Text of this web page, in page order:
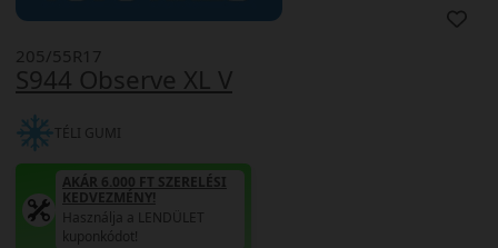
S944 Observe XL V
205/55R17
TÉLI GUMI
AKÁR 6.000 FT SZERELÉSI
KEDVEZMÉNY!
Használja a LENDÜLET
kuponkódot!